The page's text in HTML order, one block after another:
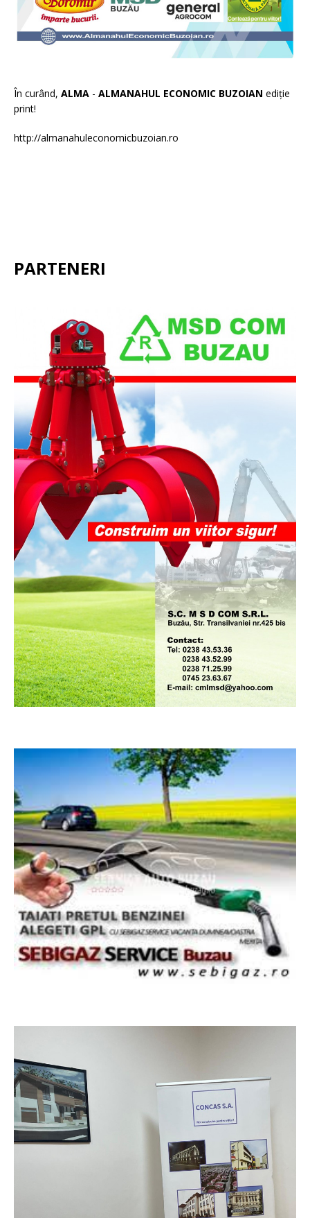
În curând, ALMA - ALMANAHUL ECONOMIC BUZOIAN ediție
print!
http://almanahuleconomicbuzoian.ro
PARTENERI